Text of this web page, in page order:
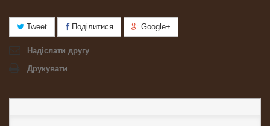
Tweet Поділитися Google+
Надіслати другу
Друкувати